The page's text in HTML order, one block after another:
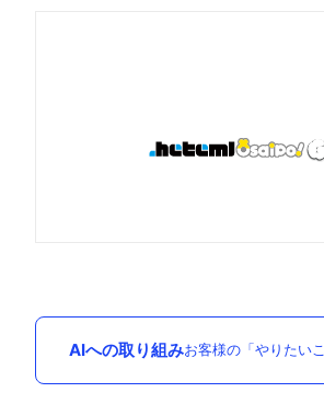
AIへの取り組みお客様の「やりたい